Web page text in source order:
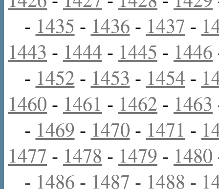
- 1435 - 1436 - 1437 -
1443 - 1444 - 1445 - 1446
- 1452 - 1453 - 1454 -
1460 - 1461 - 1462 - 1463
- 1469 - 1470 - 1471 -
1477 - 1478 - 1479 - 1480
- 1486 - 1487 - 1488 -